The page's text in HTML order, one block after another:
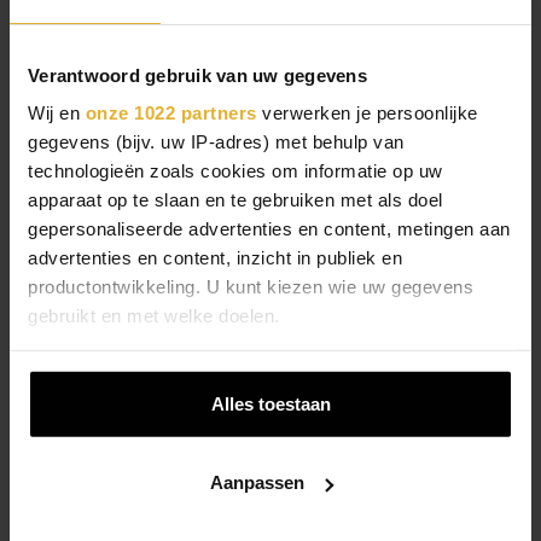
Verantwoord gebruik van uw gegevens
Wij en onze 1022 partners verwerken je persoonlijke
gegevens (bijv. uw IP-adres) met behulp van
technologieën zoals cookies om informatie op uw
apparaat op te slaan en te gebruiken met als doel
gepersonaliseerde advertenties en content, metingen aan
advertenties en content, inzicht in publiek en
productontwikkeling. U kunt kiezen wie uw gegevens
gebruikt en met welke doelen.
Als u het toestaat, willen we ook graag:
Informatie verzamelen over uw geografische
locatie, die tot een paar meter nauwkeurig kan zijn
scannen op specifieke eigenschappen (fingerprinting)
Alles toestaan
Aanpassen
27 FebruariZaterdag
Tickets
9 April
De Lawei ,Drachten
Tickets